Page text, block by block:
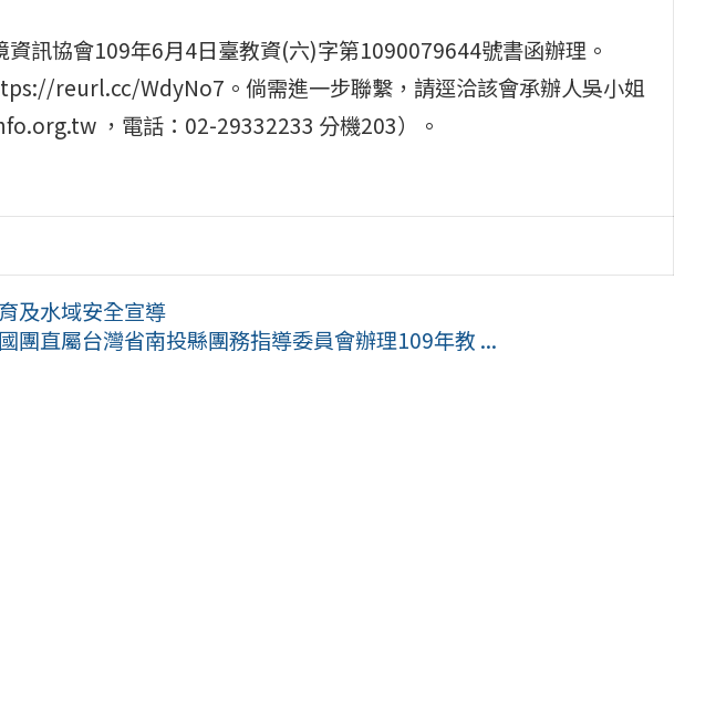
訊協會109年6月4日臺教資(六)字第1090079644號書函辦理。
reurl.cc/WdyNo7。倘需進一步聯繫，請逕洽該會承辦人吳小姐
，電話：02-29332233 分機203）。
及水域安全宣導
團直屬台灣省南投縣團務指導委員會辦理109年教 ...